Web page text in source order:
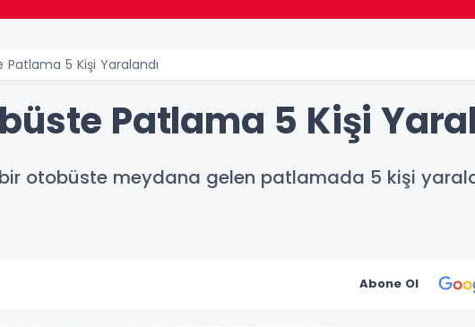
5 Kişi Yaralandı
Patlama 5 Kişi
bir otobüste meydana gelen patlamada 5 kişi
Abone Ol